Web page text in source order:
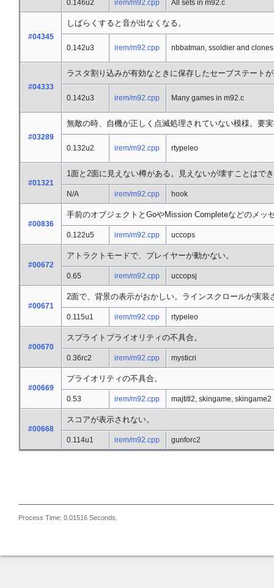
0.146u2 irem/m92.cpp All sets in m92.c
#04345
しばらくすると音が出なくなる。
0.142u3 irem/m92.cpp nbbatman, ssoldier and clones
#04333
ラスタ割り込みが有効なときに保存したセーブステート
0.142u3 irem/m92.cpp Many games in m92.c
#03289
無敵の時、自機が正しく点滅処理されていない模様。要
0.132u2 irem/m92.cpp rtypeleo
#01321
1面と2面に見えない樽がある。見えないが壊すことはで
N/A irem/m92.cpp hook
#00836
手前のオブジェクトとGoやMission Completeなどのメッ
0.122u5 irem/m92.cpp uccops
#00672
アトラクトモードで、プレイヤーが動かない。
0.65 irem/m92.cpp uccopsj
#00671
2面で、背景の表示がおかしい。ラインスクロールが実装
0.115u1 irem/m92.cpp rtypeleo
#00670
スプライトプライオリティの不具合。
0.36rc2 irem/m92.cpp mysticri
#00669
プライオリティの不具合。
0.53 irem/m92.cpp majtitl2, skingame, skingame2
#00668
スコアが表示されない。
0.114u1 irem/m92.cpp gunforc2
Process Time: 0.01516 Seconds.